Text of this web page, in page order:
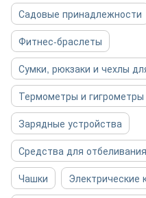
Садовые принадлежности
Фитнес-браслеты
Сумки, рюкзаки и чехлы
Термометры и гигрометры
Зарядные устройства
Средства для
Чашки
Электрические